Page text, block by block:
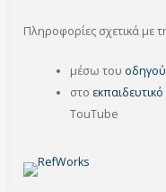
Πληροφορίες σχετικά με
μέσω του οδηγού
στο εκπαιδευτικό
TouTube